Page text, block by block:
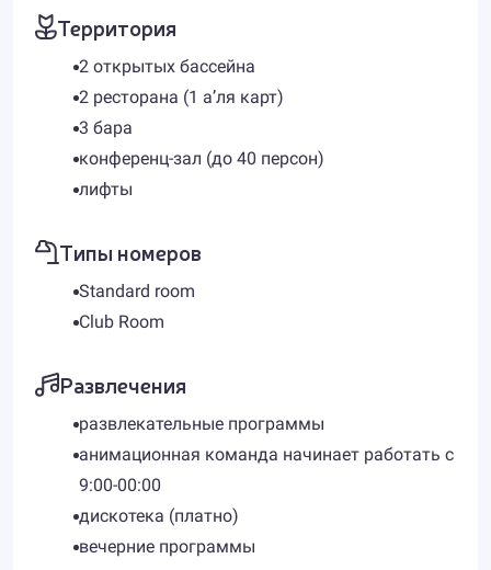
Территория
2 открытых бассейна
2 ресторана (1 а’ля карт)
3 бара
конференц-зал (до 40 персон)
лифты
Типы номеров
Standard room
Club Room
Развлечения
развлекательные программы
анимационная команда начинает работать с
9:00-00:00
дискотека (платно)
вечерние программы